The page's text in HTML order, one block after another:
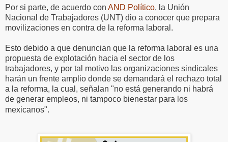
Por si parte, de acuerdo con AND Político, la Unión
Nacional de Trabajadores (UNT) dio a conocer que prepara
movilizaciones en contra de la reforma laboral.
Esto debido a que denuncian que la reforma laboral es una
propuesta de explotación hacia el sector de los
trabajadores, y por tal motivo las organizaciones sindicales
harán un frente amplio donde se demandará el rechazo total
a la reforma, la cual, señalan "no está generando ni habrá
de generar empleos, ni tampoco bienestar para los
mexicanos".